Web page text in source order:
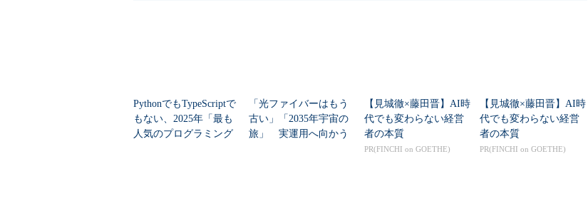
用するCPU、メモリ、ディスクI/O、ネットワークI/Oのリソース量に応じて負荷を平準化
するように、ライブマイグレーションで仮想マシンを再配置することができます（画面
2）。
PythonでもTypeScriptで
もない、2025年「最も
人気のプログラミング
「光ファイバーはもう
古い」「2035年宇宙の
旅」 実運用へ向かう
【見城徹×藤田晋】AI時
代でも変わらない経営
者の本質
PR(FINCHI on GOETHE)
【見城徹×藤田晋】AI時
代でも変わらない経営
者の本質
PR(FINCHI on GOETHE)